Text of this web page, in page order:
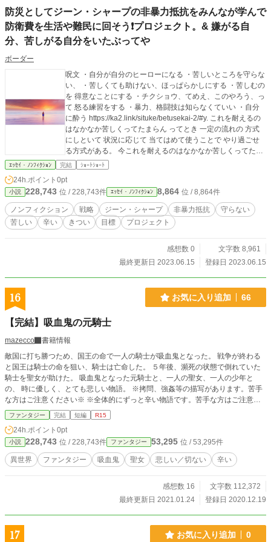
防災としてジーン・シャープの非暴力抵抗をみんなが学んで
防衛費を生活や難民に回そう❗プロジェクト。& 嫌がる自
分、苦しがる自分をいたぶってや
ボーダー
呪文 ・自分が自分のヒーローになる ・苦しいところを守らな
い、 ・苦しくても助けない、ほっぱらかしにする ・苦しむの
を 得意なことにする ・チクショウ、てめえ、このやろう、っ
て 怒る練習をする ・暴力、格闘技は知らなくていい ・自分
に酔う https://ka2.link/situke/betusekai-2/#y. これを耐えるの
はなかなか苦しくってたまらん ってとき 一定の流れの 方式
にしといて 状況に応じて 当てはめて使うことで やり過ごせ
る方式がある。 今これを耐えるのはなかなか苦しくってたま
らん ってとき やり過ごす方法を こういう流れでやり過ごす
めて使ってる。 暴力、事故、災害の現場で あれやこれや耐え
るのが なかなか辛くってたまらん ってとき やり過ごす方法
を こういう流れでやり過ごす っていう 一定の流れ、方式に
当てはめる 暴力、事故、災害の現場 という状況に 当てはめ
て使うと ↓こうなる。 あとは任せた 戦略 自分の命 を守らな
・得意なことにする って戦略 ・怒り憎しみを使う https://ka2.
link/situke/betusekai-2/#v いたぶられるのを耐えるのが なか
流れでやり過ごす っていう 一定の流れ、方式に当てはめる
いたぶられるという状況に 当てはめて使うと ↓こうなる。 あ
とは任せた 戦略 プライド を守らない、 恥ずかしい を助けな
い、ほっぱらかしにする って決めてみる こういうのを 得意
なことにする 自分が自分のヒーローになる って 目標にして
みる。 そうすることで ・いたぶられてることを、正当化しや
でこんな目に ってのを解消しやすくする ・なんか得意な気分
になって こころを自由にしやすくする ・あとは任せた って
気分になって こころを自由にしやすくする ・自分に酔った気
分になって こころを自由にしやすくする 他に 同じ流れ、方
ｴｯｾｲ・ﾉﾝﾌｨｸｼｮﾝ 完結 ｼｮｰﾄｼｮｰﾄ
24h.ポイント 0pt
小説 228,743 位 / 228,743件 ｴｯｾｲ・ﾉﾝﾌｨｸｼｮﾝ 8,864 位 / 8,864件
ノンフィクション 戦略 ジーン・シャープ 非暴力抵抗
守らない
苦しい
辛い きつい 目標 プロジェクト
感想数 0
文字数 8,961
最終更新日 2023.06.15
登録日 2023.06.15
16 お気に入り追加 66
【完結】吸血鬼の元騎士
mazecco
書籍情報
敵国に打ち勝つため、国王の命で一人の騎士が吸血鬼となった。 戦争が終わる
と国王は騎士の命を狙い、騎士は亡命した。 ５年後、瀕死の状態で倒れていた
騎士を聖女が助けた。 吸血鬼となった元騎士と、一人の聖女、一人の少年と
の、 時に優しく、とても悲しい物語。 ※拷問、強姦等の描写があります。苦手
な方はご注意ください※ ※全体的にずっと辛い物語です。苦手な方はご注意く
ださい※ ※双子のお話と毛色が全く違います。ほんわか要素なしです。双子か
ら来てくださった方はご注意ください※ 「捨てられた双子のセカンドライフ」
スピンオフ作品：セルジュside ※その作品を未読でも問題ありません※
ファンタジー 完結 短編 R15
24h.ポイント 0pt
小説 228,743 位 / 228,743件 ファンタジー 53,295 位 / 53,295件
異世界 ファンタジー 吸血鬼 聖女 悲しい／切ない 辛い
感想数 16
文字数 112,372
最終更新日 2021.01.24
登録日 2020.12.19
17 お気に入り追加 0